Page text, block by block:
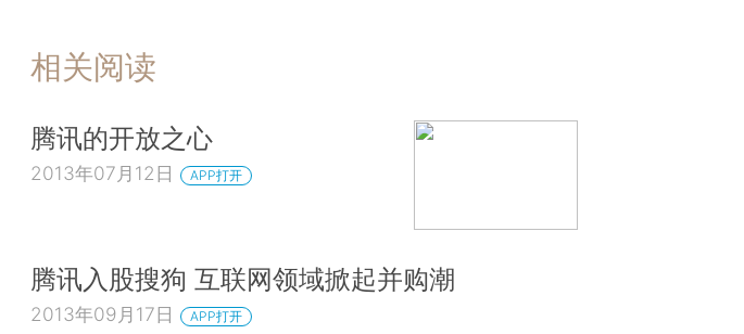
相关阅读
腾讯的开放之心
2013年07月12日 APP打开
腾讯入股搜狗 互联网领域掀起并购潮
2013年09月17日 APP打开